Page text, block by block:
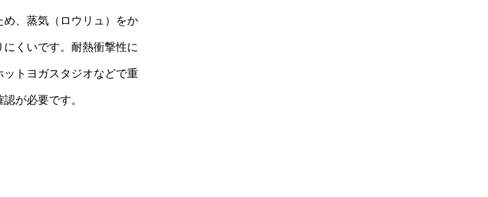
、蒸気（ロウリュ）をか
くいです。耐熱衝撃性に
トヨガスタジオなどで重
が必要です。